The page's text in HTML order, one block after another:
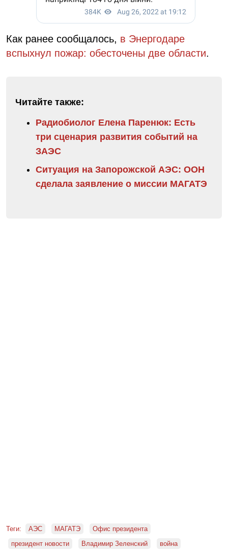
Как ранее сообщалось, в Энергодаре
вспыхнул пожар: обесточены две области.
Читайте также:
Радиобиолог Елена Паренюк: Есть
три сценария развития событий на
ЗАЭС
Ситуация на Запорожской АЭС: ООН
сделала заявление о миссии МАГАТЭ
Теги: АЭС МАГАТЭ
Офис президента
президент новости
Владимир Зеленский
война